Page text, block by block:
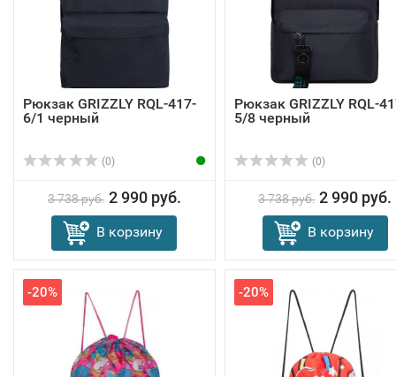
Рюкзак GRIZZLY RQL-417-
6/1 черный
(0)
3 738 руб. 2 990 руб.
В корзину
Рюкзак GRIZZLY RQL-
5/8 черный
(0)
3 738 руб. 2 990 руб.
В корзину
-20% -20%